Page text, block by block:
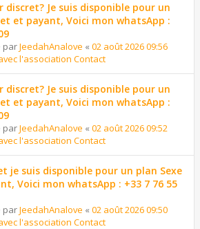
discret? Je suis disponible pour un
et payant, Voici mon whatsApp :
parJeedahAnalove « 02 août 2026 09:56
l'association Contact
discret? Je suis disponible pour un
et payant, Voici mon whatsApp :
parJeedahAnalove « 02 août 2026 09:52
l'association Contact
je suis disponible pour un plan Sexe
Voici mon whatsApp : +33 7 76 55
parJeedahAnalove « 02 août 2026 09:50
l'association Contact